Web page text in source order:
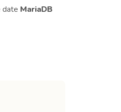
date MariaDB